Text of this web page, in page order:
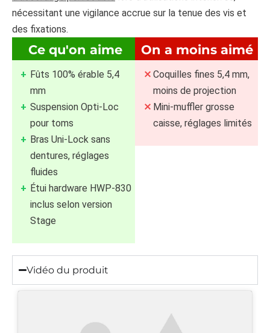
nécessitant une vigilance accrue sur la tenue des vis et
des fixations.
Ce qu'on aime
Fûts 100% érable 5,4
mm
Suspension Opti-Loc
pour toms
Bras Uni-Lock sans
dentures, réglages
fluides
Étui hardware HWP-830
inclus selon version
Stage
On a moins aimé
Coquilles fines 5,4 mm,
moins de projection
Mini-muffler grosse
caisse, réglages limités
Vidéo du produit